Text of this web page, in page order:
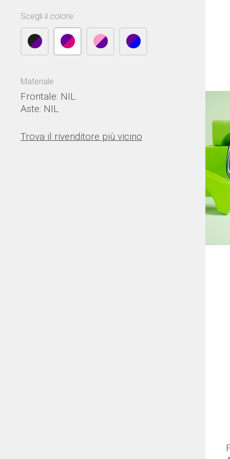
Scegli il colore
Materiale
Frontale: NIL
Aste: NIL
Trova il rivenditore più vicino